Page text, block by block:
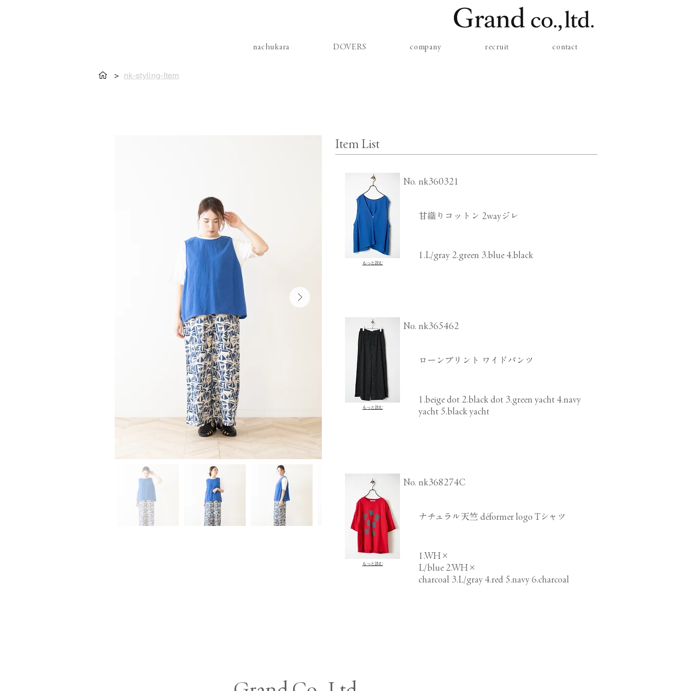
nachukara DOVERS company recruit contact
> nk-styling-Item
Item List
もっと読む
​No. nk360321
甘織りコットン 2wayジレ
1.L/gray 2.green 3.blue 4.black
もっと読む
​No. nk365462
ローンプリント ワイドパンツ
1.beige dot 2.black dot 3.green yacht 4.navy
yacht 5.black yacht
もっと読む
​No. nk368274C
ナチュラル天竺 déformer logo Tシャツ
1.WH×
L/blue 2.WH×
charcoal 3.L/gray 4.red 5.navy 6.charcoal